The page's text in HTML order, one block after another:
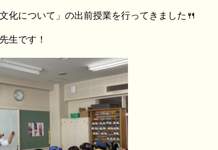
文化について」の出前授業を行ってきました🍴
生です！